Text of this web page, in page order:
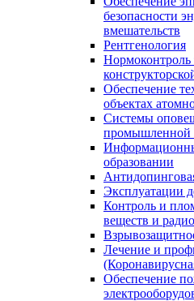
безопасности
вмешательств
Рентгенология
Нормоконтроль
Обеспечение
объектах
Системы
промышленной
образовании
Эксплуатации
Контроль и
веществ и
Лечение и
Обеспечение